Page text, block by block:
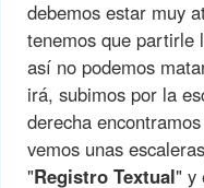
debemos estar muy
tenemos que partirle
así no podemos
irá, subimos por la
derecha
vemos unas
"Registro Textual" y